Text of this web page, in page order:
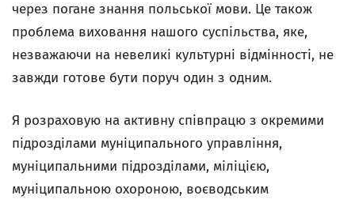
через погане знання польської мови. Це також
проблема виховання нашого суспільства, яке,
незважаючи на невеликі культурні відмінності, не
завжди готове бути поруч один з одним.
Я розраховую на активну співпрацю з окремими
підрозділами муніципального управління,
муніципальними підрозділами, міліцією,
муніципальною охороною, воєводським